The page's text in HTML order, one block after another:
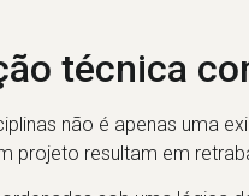
técnica
não é apenas uma
projeto resultam em